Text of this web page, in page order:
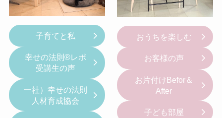
子育てと私
幸せの法則®レポ
受講生の声
一社）幸せの法則
人材育成協会
おうちを楽しむ
お客様の声
お片付けBefor＆
After
子ども部屋